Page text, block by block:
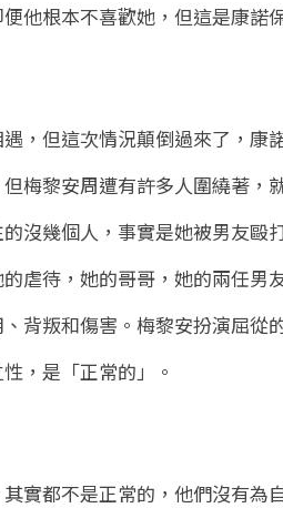
他根本不喜歡她，但這是康諾
，但這次情況顛倒過來了，康
梅黎安周遭有許多人圍繞著，
沒幾個人，事實是她被男友毆
虐待，她的哥哥，她的兩任
背叛和傷害。梅黎安扮演屈從
，是「正常的」。
實都不是正常的，他們沒有為